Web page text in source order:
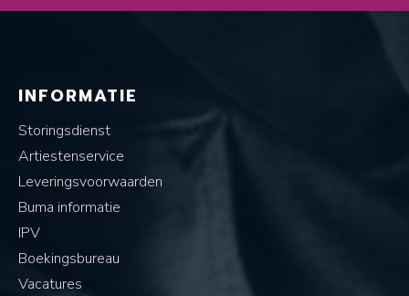
INFORMATIE
Storingsdienst
Artiestenservice
Leveringsvoorwaarden
Buma informatie
IPV
Boekingsbureau
Vacatures